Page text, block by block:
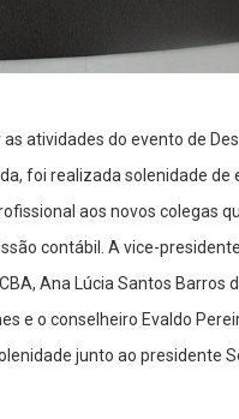
atividades do evento de
foi realizada solenidade de
aos novos colegas
contábil. A vice-
Ana Lúcia Santos Barros
e o conselheiro Evaldo
junto ao presidente